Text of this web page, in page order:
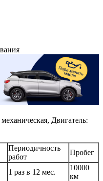
Двигатель:
Периодичность
работ
Пробег
1 раз в 12 мес.
10000
км